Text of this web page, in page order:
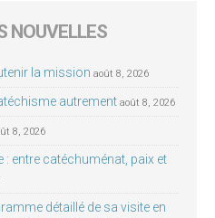
NOUVELLES
la mission août 8, 2026
autrement août 8, 2026
8, 2026
: entre catéchuménat, paix et
détaillé de sa visite en